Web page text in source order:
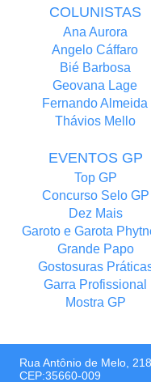
COLUNISTAS
Ana Aurora
Angelo Cáffaro
Bié Barbosa
Geovana Lage
Fernando Almeida
Thávios Mello
EVENTOS GP
Top GP
Concurso Selo GP
Dez Mais
Garoto e Garota
Grande Papo
Gostosuras
Garra Profissional
Mostra GP
Rua Antônio de Melo,
CEP:35660-009